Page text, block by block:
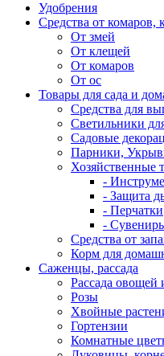
Удобрения
Средства от комаров,
От змей
От клещей
От комаров
От ос
Товары для сада и
Средства для
Светильники
Садовые
Парники,
Хозяйственные
-
- Защита
- Перчатки
-
Средства от
Корм для
Саженцы, рассада
Рассада овощей
Розы
Хвойные
Гортензии
Комнатные